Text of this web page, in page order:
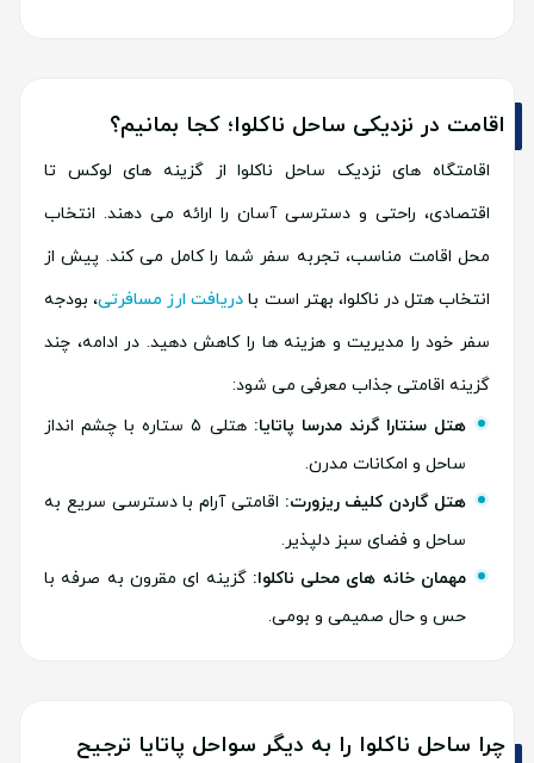
اقامت در نزدیکی ساحل ناکلوا؛ کجا بمانیم؟
اقامتگاه های نزدیک ساحل ناکلوا از گزینه های لوکس تا
اقتصادی، راحتی و دسترسی آسان را ارائه می دهند. انتخاب
محل اقامت مناسب، تجربه سفر شما را کامل می کند. پیش از
انتخاب هتل در ناکلوا، بهتر است با دریافت ارز مسافرتی، بودجه
سفر خود را مدیریت و هزینه ها را کاهش دهید. در ادامه، چند
گزینه اقامتی جذاب معرفی می شود:
هتل سنتارا گرند مدرسا پاتایا:
هتلی ۵ ستاره با چشم انداز
ساحل و امکانات مدرن.
هتل گاردن کلیف ریزورت: اقامتی آرام با دسترسی سریع به
ساحل و فضای سبز دلپذیر.
مهمان خانه های محلی ناکلوا: گزینه ای مقرون به صرفه با
حس و حال صمیمی و بومی.
چرا ساحل ناکلوا را به دیگر سواحل پاتایا ترجیح